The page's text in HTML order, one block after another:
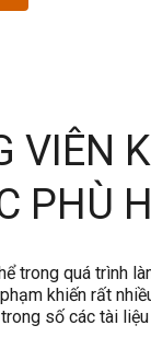
VIÊN
PHÙ
trong quá trình
khiến rất
số các tài